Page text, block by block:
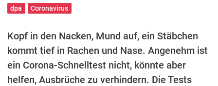
dpa Coronavirus
Kopf in den Nacken, Mund auf, ein Stäbchen
kommt tief in Rachen und Nase. Angenehm ist
ein Corona-Schnelltest nicht, könnte aber
helfen, Ausbrüche zu verhindern. Die Tests